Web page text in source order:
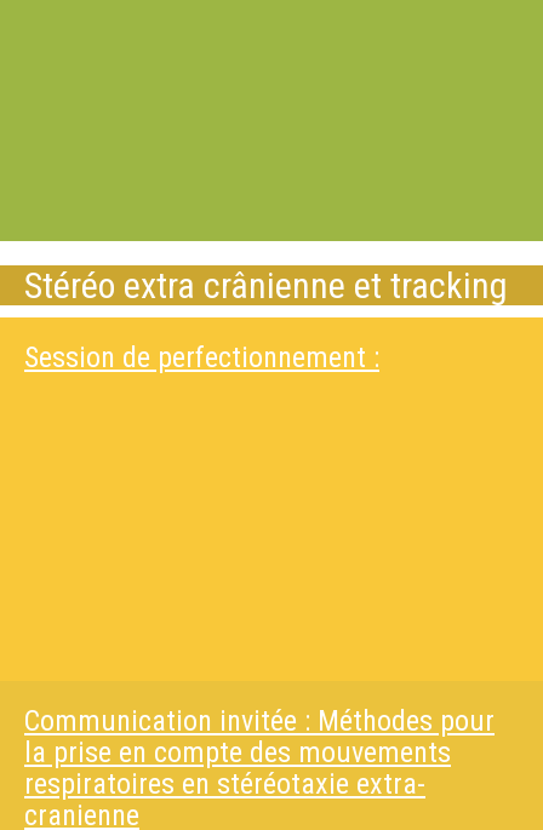
Stéréo extra crânienne et tracking
Session de perfectionnement :
Communication invitée : Méthodes pour
la prise en compte des mouvements
respiratoires en stéréotaxie extra-
cranienne